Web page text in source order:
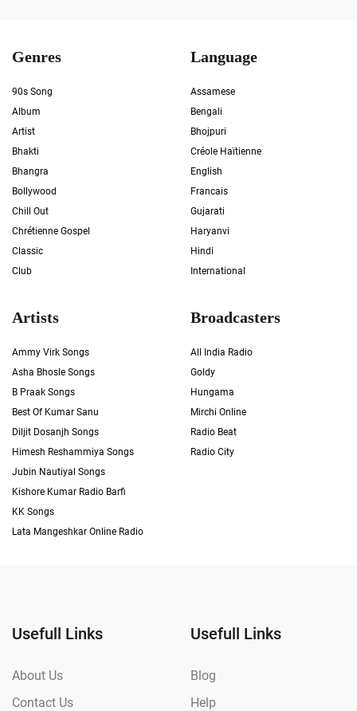
Genres
90s Song
Album
Artist
Bhakti
Bhangra
Bollywood
Chill Out
Chrétienne Gospel
Classic
Club
Language
Assamese
Bengali
Bhojpuri
Créole Haïtienne
English
Francais
Gujarati
Haryanvi
Hindi
International
Artists
Ammy Virk Songs
Asha Bhosle Songs
B Praak Songs
Best Of Kumar Sanu
Diljit Dosanjh Songs
Himesh Reshammiya Songs
Jubin Nautiyal Songs
Kishore Kumar Radio Barfi
KK Songs
Lata Mangeshkar Online Radio
Broadcasters
All India Radio
Goldy
Hungama
Mirchi Online
Radio Beat
Radio City
Usefull Links
About Us
Contact Us
Usefull Links
Blog
Help